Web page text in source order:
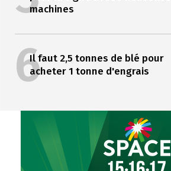
machines
6Il faut 2,5 tonnes de blé pour
acheter 1 tonne d'engrais